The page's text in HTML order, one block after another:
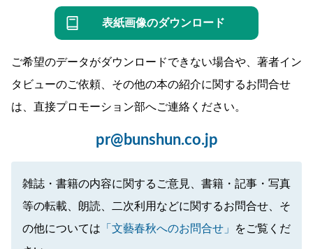
表紙画像のダウンロード
ご希望のデータがダウンロードできない場合や、著者イン
タビューのご依頼、その他の本の紹介に関するお問合せ
は、直接プロモーション部へご連絡ください。
pr@bunshun.co.jp
雑誌・書籍の内容に関するご意見、書籍・記事・写真
等の転載、朗読、二次利用などに関するお問合せ、そ
の他については 「文藝春秋へのお問合せ」
をご覧くだ